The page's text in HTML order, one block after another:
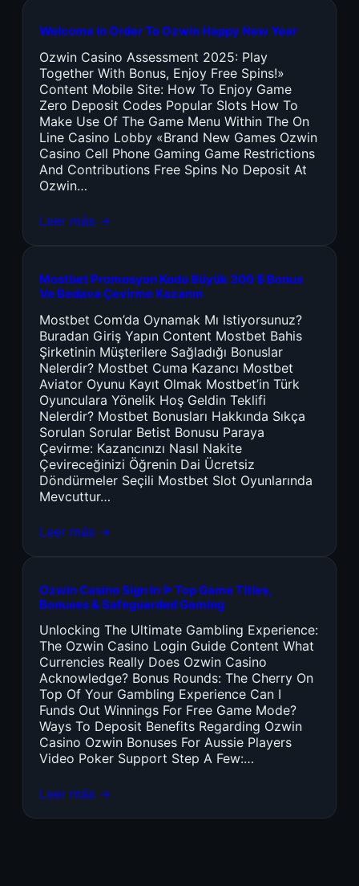
Welcome In Order To Ozwin Happy New Year
Ozwin Casino Assessment 2025: Play
Together With Bonus, Enjoy Free Spins!»
Content Mobile Site: How To Enjoy Game
Zero Deposit Codes Popular Slots How To
Make Use Of The Game Menu Within The On
Line Casino Lobby «Brand New Games Ozwin
Casino Cell Phone Gaming Game Restrictions
And Contributions Free Spins No Deposit At
Ozwin…
Leer más →
Mostbet Promosyon Kodu Büyük 300 $ Bonus
Ve Bedava Çevirme Kazanın
Mostbet Com’da Oynamak Mı Istiyorsunuz?
Buradan Giriş Yapın Content Mostbet Bahis
Şirketinin Müşterilere Sağladığı Bonuslar
Nelerdir? Mostbet Cuma Kazancı Mostbet
Aviator Oyunu Kayıt Olmak Mostbet’in Türk
Oyunculara Yönelik Hoş Geldin Teklifi
Nelerdir? Mostbet Bonusları Hakkında Sıkça
Sorulan Sorular Betist Bonusu Paraya
Çevirme: Kazancınızı Nasıl Nakite
Çevireceğinizi Öğrenin Dai Ücretsiz
Döndürmeler Seçili Mostbet Slot Oyunlarında
Mevcuttur…
Leer más →
Ozwin Casino Sign In ᐉ Top Game Titles,
Bonuses & Safeguarded Gaming
Unlocking The Ultimate Gambling Experience:
The Ozwin Casino Login Guide Content What
Currencies Really Does Ozwin Casino
Acknowledge? Bonus Rounds: The Cherry On
Top Of Your Gambling Experience Can I
Funds Out Winnings For Free Game Mode?
Ways To Deposit Benefits Regarding Ozwin
Casino Ozwin Bonuses For Aussie Players
Video Poker Support Step A Few:…
Leer más →